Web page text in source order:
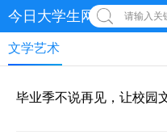
今日大学生网 | 在线投稿
请输入关
文学艺术
毕业季不说再见，让校园